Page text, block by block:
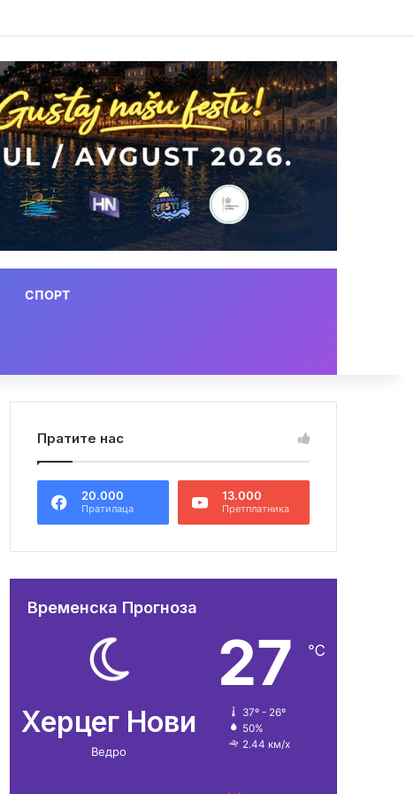
СПОРТ
Пратите нас
20.000
Пратилаца
13.000
Претплатника
Временска Прогноза
Херцег Нови
Ведро
27 ℃
37º - 26º
50%
2.44 км/х